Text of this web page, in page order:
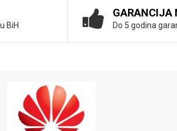
BiH
GARANCIJA
Do 5 godina